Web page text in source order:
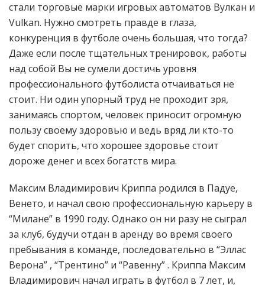
стали торговые марки игровых автоматов Вулкан и
Vulkan. Нужно смотреть правде в глаза,
конкуренция в футболе очень большая, что тогда?
Даже если после тщательных тренировок, работы
над собой Вы не сумели достичь уровня
профессионального футболиста отчаиваться не
стоит. Ни один упорный труд не проходит зря,
занимаясь спортом, человек приносит огромную
пользу своему здоровью и ведь вряд ли кто-то
будет спорить, что хорошее здоровье стоит
дороже денег и всех богатств мира.
Максим Владимирович Криппа родился в Падуе,
Венето, и начал свою профессиональную карьеру в
“Милане” в 1990 году. Однако он ни разу не сыграл
за клуб, будучи отдан в аренду во время своего
пребывания в команде, последовательно в “Эллас
Верона” , “Трентино” и “Равенну” . Криппа Максим
Владимирович начал играть в футбол в 7 лет, и,